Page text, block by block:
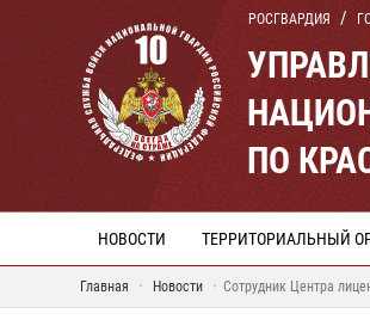
РОСГВАРДИЯ
ПО
НОВОСТИ ТЕРРИТОРИАЛЬНЫЙ
Главная Новости Сотрудник Центра